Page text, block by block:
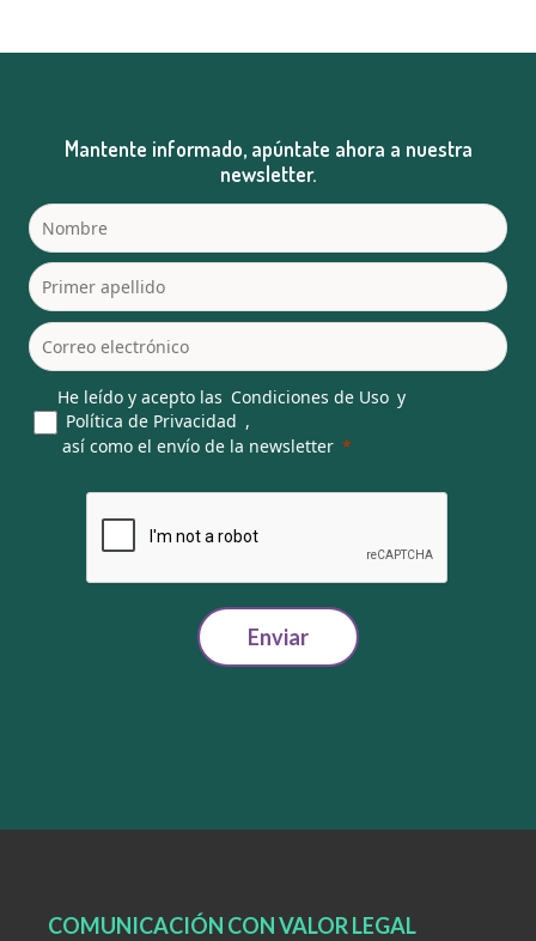
Mantente informado, apúntate ahora a nuestra
newsletter.
He leído y acepto las Condiciones de Uso y
Política de Privacidad ,
así como el envío de la newsletter
Enviar
COMUNICACIÓN CON VALOR LEGAL